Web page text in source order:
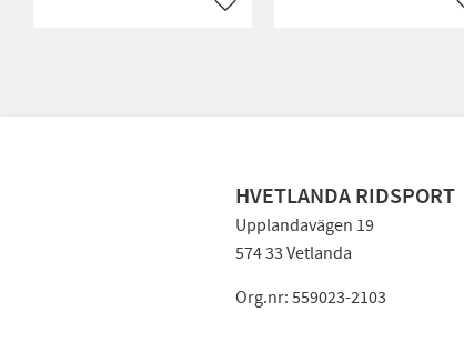
Lägg till i favoriter
HVETLANDA RIDSPORT
Upplandavägen 19
574 33 Vetlanda
Org.nr: 559023-2103